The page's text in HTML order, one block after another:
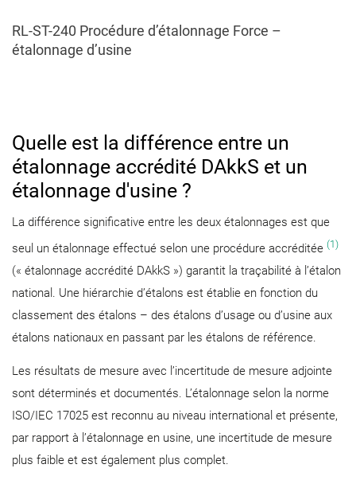
RL-ST-240 Procédure d’étalonnage Force –
étalonnage d’usine
Quelle est la différence entre un
étalonnage accrédité DAkkS et un
étalonnage d'usine ?
La différence significative entre les deux étalonnages est que
seul un étalonnage effectué selon une procédure accréditée (1)
(« étalonnage accrédité DAkkS ») garantit la traçabilité à l’étalon
national. Une hiérarchie d’étalons est établie en fonction du
classement des étalons – des étalons d’usage ou d’usine aux
étalons nationaux en passant par les étalons de référence.
Les résultats de mesure avec l’incertitude de mesure adjointe
sont déterminés et documentés. L’étalonnage selon la norme
ISO/IEC 17025 est reconnu au niveau international et présente,
par rapport à l’étalonnage en usine, une incertitude de mesure
plus faible et est également plus complet.